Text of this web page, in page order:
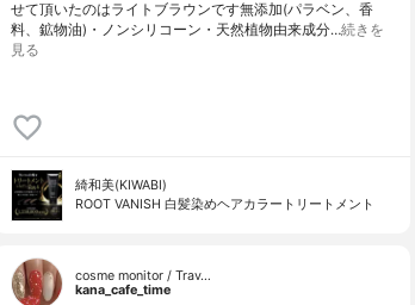
せて頂いたのはライトブラウンです無添加(パラベン、香
料、鉱物油)・ノンシリコーン・天然植物由来成分…続きを
見る
綺和美(KIWABI)
ROOT VANISH 白髪染めヘアカラートリートメント
cosme monitor / Trav…
kana_cafe_time